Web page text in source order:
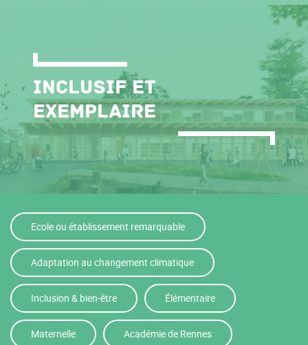
Inclusif et
exemplaire
Ecole ou établissement remarquable
Adaptation au changement climatique
Inclusion & bien-être Élémentaire
Maternelle Académie de Rennes